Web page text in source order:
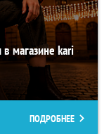
магазине kari
ПОДРОБНЕЕ